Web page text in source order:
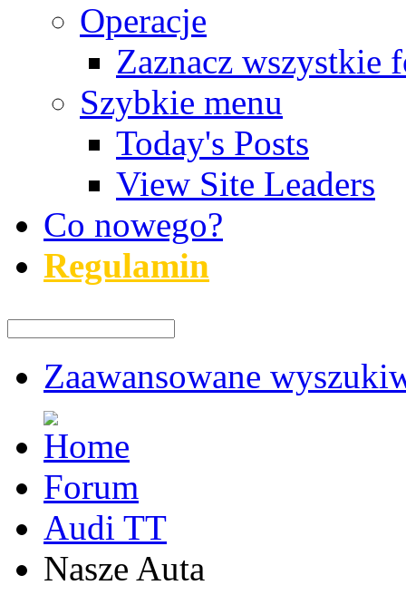
Operacje
Zaznacz wszystkie
Szybkie menu
Today's Posts
View Site Leaders
Co nowego?
Regulamin
Zaawansowane
Forum
Audi TT
Nasze Auta